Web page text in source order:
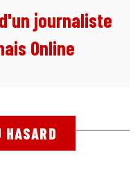
journaliste
Online
HASARD